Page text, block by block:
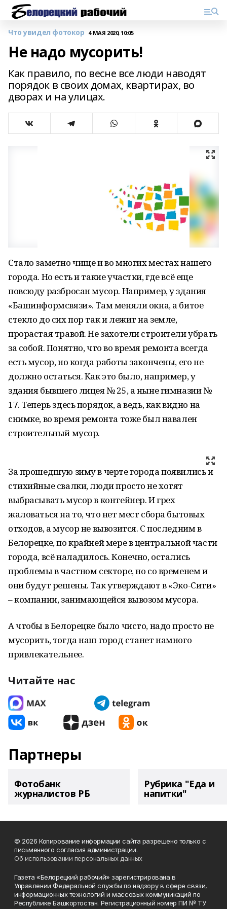
Что увидел фотокор 4 МАЯ 2020, 10:05
Не надо мусорить!
Как правило, по весне все люди наводят
порядок в своих домах, квартирах, во
дворах и на улицах.
Стало заметно чище и во многих местах нашего
города. Но есть и такие участки, где всё еще
повсюду разбросан мусор. Например, у здания
«Башинформсвязи». Там меняли окна, а битое
стекло до сих пор так и лежит на земле,
прорастая травой. Не захотели строители убрать
за собой. Понятно, что во время ремонта всегда
есть мусор, но когда работы закончены, его не
должно остаться. Как это было, например, у
здания бывшего лицея № 25, а ныне гимназии №
17. Теперь здесь порядок, а ведь, как видно на
снимке, во время ремонта тоже был навален
строительный мусор.
За прошедшую зиму в черте города появились и
стихийные свалки, люди просто не хотят
выбрасывать мусор в контейнер. И грех
жаловаться на то, что нет мест сбора бытовых
отходов, а мусор не вывозится. С последним в
Белорецке, по крайней мере в центральной части
города, всё наладилось. Конечно, остались
проблемы в частном секторе, но со временем и
они будут решены. Так утверждают в «Эко-Сити»
– компании, занимающейся вывозом мусора.
А чтобы в Белорецке было чисто, надо просто не
мусорить, тогда наш город станет намного
привлекательнее.
Читайте нас
Партнеры
Фотобанк
журналистов РБ
Рубрика "Еда и
напитки"
© 2026 Копирование информации сайта разрешено только с
письменного согласия администрации.
Об использовании персональных данных
Газета «Белорецкий рабочий» зарегистрирована в
Управлении Федеральной службы по надзору в сфере связи,
информационных технологий и массовых коммуникаций по
Республике Башкортостан. Регистрационный номер ПИ № ТУ